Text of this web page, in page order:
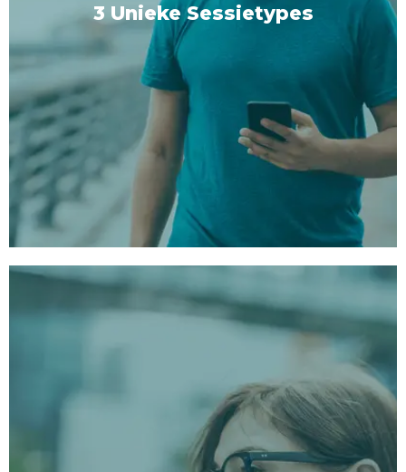
3 Unieke Sessietypes
3 Unieke Sessietypes
Laat jezelf onderdompelen in een
diepgaande, transformerende ervaring.